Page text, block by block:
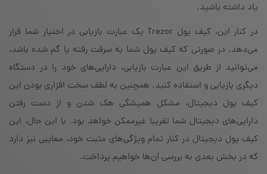
یاد داشته باشید.
در کنار این، کیف پول Trezor یک عبارت بازیابی در اختیار شما قرار
می‌دهد. در صورتی که کیف پول شما به سرقت رفته یا گم شده باشد،
می‌توانید از طریق این عبارت بازیابی، دارایی‌های خود را در دستگاه
دیگری بازیابی و استفاده کنید. همچنین به لطف سخت افزاری بودن این
کیف پول دیجیتال، مشکل همیشگی هک شدن و از دست رفتن
دارایی‌های دیجیتال شما تقریبا غیرممکن خواهد بود. با این حال، این
کیف پول دیجیتال در کنار تمام ویژگی‌های مثبت خود، معایبی نیز دارد
که در بخش بعدی به بررسی آن‌ها خواهیم پرداخت.